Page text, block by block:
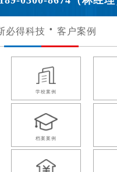
必得科技 客户案例
学校案例
档案案例